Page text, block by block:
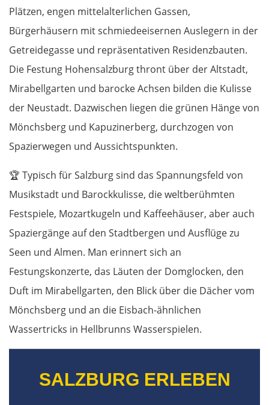
Plätzen, engen mittelalterlichen Gassen,
Bürgerhäusern mit schmiedeeisernen Auslegern in der
Getreidegasse und repräsentativen Residenzbauten.
Die Festung Hohensalzburg thront über der Altstadt,
Mirabellgarten und barocke Achsen bilden die Kulisse
der Neustadt. Dazwischen liegen die grünen Hänge von
Mönchsberg und Kapuzinerberg, durchzogen von
Spazierwegen und Aussichtspunkten.
🏆 Typisch für Salzburg sind das Spannungsfeld von
Musikstadt und Barockkulisse, die weltberühmten
Festspiele, Mozartkugeln und Kaffeehäuser, aber auch
Spaziergänge auf den Stadtbergen und Ausflüge zu
Seen und Almen. Man erinnert sich an
Festungskonzerte, das Läuten der Domglocken, den
Duft im Mirabellgarten, den Blick über die Dächer vom
Mönchsberg und an die Eisbach-ähnlichen
Wassertricks in Hellbrunns Wasserspielen.
SALZBURG ERLEBEN